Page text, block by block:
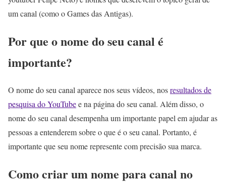
um canal (como o Games das Antigas).
Por que o nome do seu canal é
importante?
O nome do seu canal aparece nos seus vídeos, nosresultados de
pesquisa do YouTubee na página do seu canal. Além disso, o
nome do seu canal desempenha um importante papel em ajudar as
pessoas a entenderem sobre o que é o seu canal. Portanto, é
importante que seu nome represente com precisão sua marca.
Como criar um nome para canal no